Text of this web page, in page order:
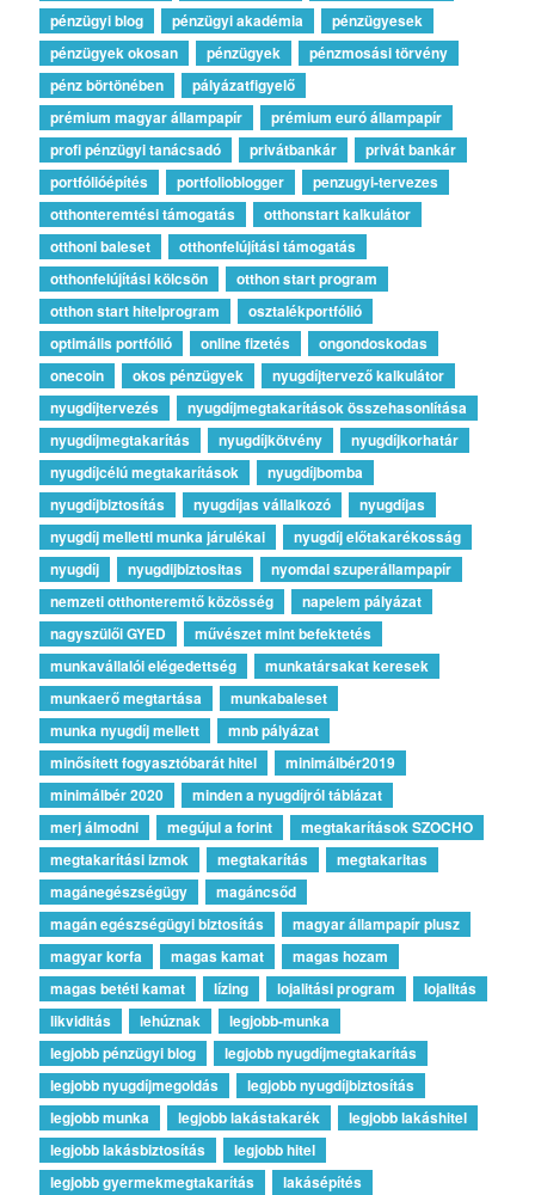
pénzügyi blog
pénzügyi akadémia
pénzügyesek
pénzügyek okosan
pénzügyek
pénzmosási törvény
pénz börtönében
pályázatfigyelő
prémium magyar állampapír
prémium euró állampapír
profi pénzügyi tanácsadó
privátbankár
privát bankár
portfólióépítés
portfolioblogger
penzugyi-tervezes
otthonteremtési támogatás
otthonstart kalkulátor
otthoni baleset
otthonfelújítási támogatás
otthonfelújítási kölcsön
otthon start program
otthon start hitelprogram
osztalékportfólió
optimális portfólió
online fizetés
ongondoskodas
onecoin
okos pénzügyek
nyugdíjtervező kalkulátor
nyugdíjtervezés
nyugdíjmegtakarítások összehasonlítása
nyugdíjmegtakarítás
nyugdíjkötvény
nyugdíjkorhatár
nyugdíjcélú megtakarítások
nyugdíjbomba
nyugdíjbiztosítás
nyugdíjas vállalkozó
nyugdíjas
nyugdíj melletti munka járulékai
nyugdíj előtakarékosság
nyugdíj
nyugdijbiztositas
nyomdai szuperállampapír
nemzeti otthonteremtő közösség
napelem pályázat
nagyszülői GYED
művészet mint befektetés
munkavállalói elégedettség
munkatársakat keresek
munkaerő megtartása
munkabaleset
munka nyugdíj mellett
mnb pályázat
minősített fogyasztóbarát hitel
minimálbér2019
minimálbér 2020
minden a nyugdíjról táblázat
merj álmodni
megújul a forint
megtakarítások SZOCHO
megtakarítási izmok
megtakarítás
megtakaritas
magánegészségügy
magáncsőd
magán egészségügyi biztosítás
magyar állampapír plusz
magyar korfa
magas kamat
magas hozam
magas betéti kamat
lízing lojalitási program
lojalitás
likviditás
lehúznak
legjobb-munka
legjobb pénzügyi blog
legjobb nyugdíjmegtakarítás
legjobb nyugdíjmegoldás
legjobb nyugdíjbiztosítás
legjobb munka
legjobb lakástakarék
legjobb lakáshitel
legjobb lakásbiztosítás
legjobb hitel
legjobb gyermekmegtakarítás
lakásépítés